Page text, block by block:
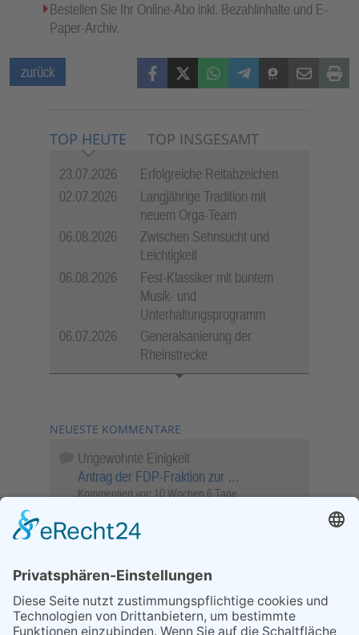
Bestellen Sie Ihr Online-Abo inkl. Bezahlinhalte und E-
Paper-Archiv.
zurück FacebookX (Twitter)WhatsAppTelegramThreemaMail Print
TOP HEUTE TOP INSGESAMT
23.07.2026
Erfolgreiche Reitabzeichen
02.07.2026
Langjährige Tradition mit
neuem Orga-Team
06.08.2026
Zwischen Sehnsucht und
Leichtigkeit
06.08.2026
Fest-Klassiker mit buntem
Musik- und
Unterhaltungsprogramm
06.07.2026
Generalsanierung der
Rheinstrecke
NEUESTE KOMMENTARE
Ungewohnte Einigkeit
Antrag der FDP-Fraktion zur …
Kommentiert vor: 10 Wochen 6 Tage
Objekt …
Kommentiert vor: 26 Wochen 11 Stunden
Sperrung für Wassersportler schlägt hohe
Wellen
Sperrung der Stillgewässer